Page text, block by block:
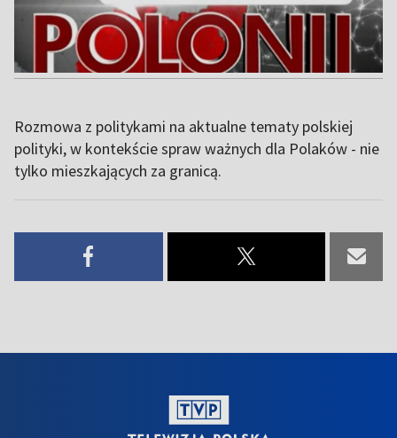
Rozmowa z politykami na aktualne tematy polskiej
polityki, w kontekście spraw ważnych dla Polaków - nie
tylko mieszkających za granicą.